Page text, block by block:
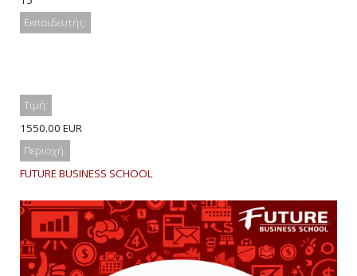
Εκπαιδευτής:
Τιμή:
1550.00 EUR
Περιοχή:
FUTURE BUSINESS SCHOOL